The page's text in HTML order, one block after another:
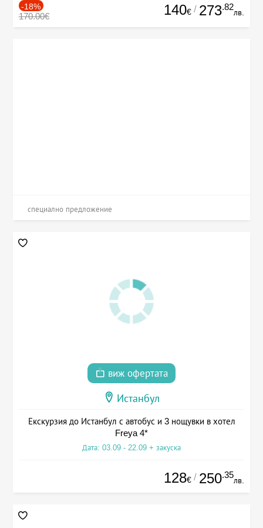
-18%
170.00€ 140€ / 273.82
лв.
специално предложение
виж офертата
Истанбул
Екскурзия до Истанбул с автобус и 3 нощувки в хотел
Freya 4*
Дата: 03.09 - 22.09 + закуска
128€ / 250.35
лв.